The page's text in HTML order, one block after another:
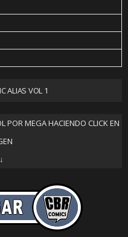
ALIAS VOL 1
POR MEGA HACIENDO CLICK EN